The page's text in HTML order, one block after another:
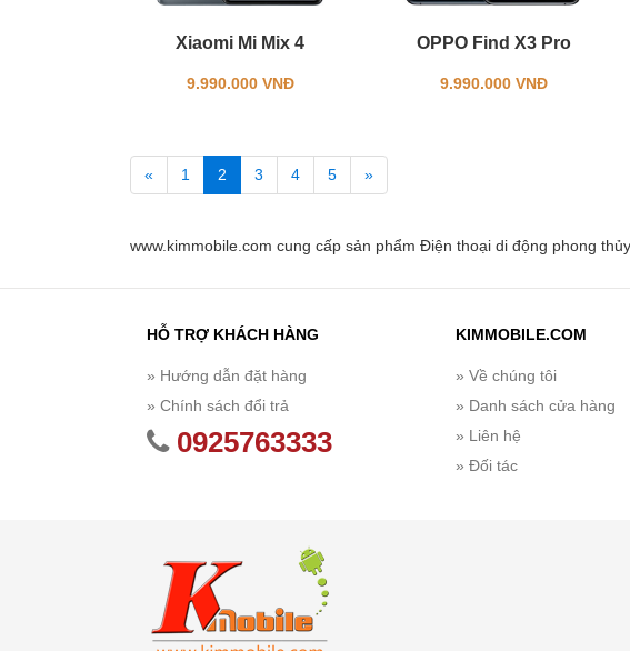
Xiaomi Mi Mix 4
9.990.000 VNĐ
OPPO Find X3 Pro
9.990.000 VNĐ
« 1 2 3 4 5 »
www.kimmobile.com cung cấp sản phẩm Điện thoại di động phong
HỖ TRỢ KHÁCH HÀNG
» Hướng dẫn đặt hàng
» Chính sách đổi trả
0925763333
KIMMOBILE.COM
» Về chúng tôi
» Danh sách cửa hàng
» Liên hệ
» Đối tác